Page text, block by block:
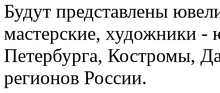
Будут представлены
мастерские, художники
Петербурга, Костромы,
регионов России.